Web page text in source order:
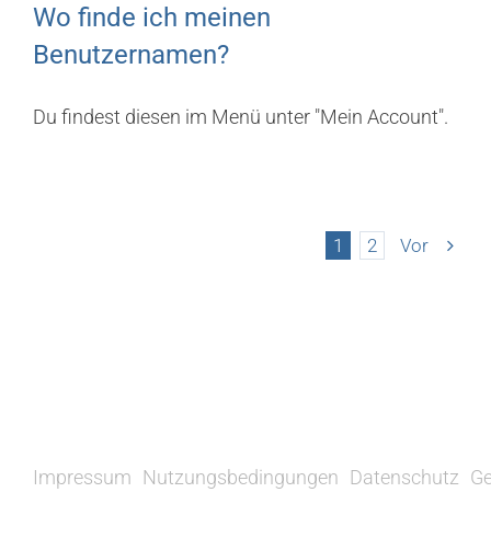
Wo finde ich meinen
Benutzernamen?
Du findest diesen im Menü unter "Mein Account".
1 2 Vor
Impressum Nutzungsbedingungen Datenschutz